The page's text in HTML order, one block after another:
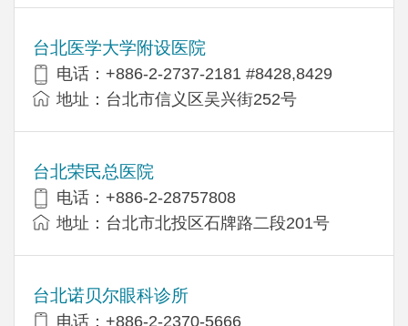
台北医学大学附设医院
电话：+886-2-2737-2181 #8428,8429
地址：台北市信义区吴兴街252号
台北荣民总医院
电话：+886-2-28757808
地址：台北市北投区石牌路二段201号
台北诺贝尔眼科诊所
电话：+886-2-2370-5666